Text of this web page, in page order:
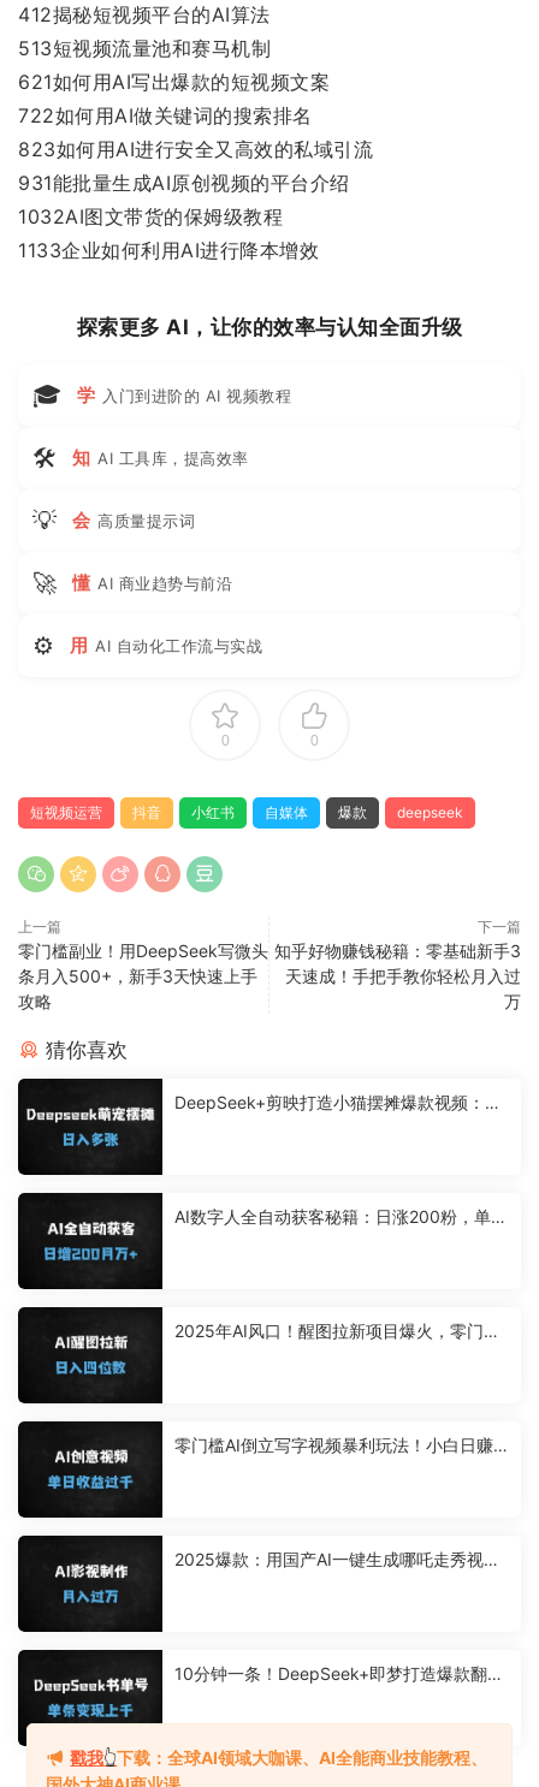
412揭秘短视频平台的AI算法
513短视频流量池和赛马机制
621如何用AI写出爆款的短视频文案
722如何用AI做关键词的搜索排名
823如何用AI进行安全又高效的私域引流
931能批量生成AI原创视频的平台介绍
1032AI图文带货的保姆级教程
1133企业如何利用AI进行降本增效
探索更多 AI，让你的效率与认知全面升级
🎓 学 入门到进阶的 AI 视频教程
🛠 知 AI 工具库，提高效率
💡 会 高质量提示词
🚀 懂 AI 商业趋势与前沿
⚙ 用 AI 自动化工作流与实战
0 0
短视频运营 抖音 小红书 自媒体 爆款 deepseek
上一篇
零门槛副业！用DeepSeek写微头
条月入500+，新手3天快速上手
攻略
下一篇
知乎好物赚钱秘籍：零基础新手3
天速成！手把手教你轻松月入过
万
猜你喜欢
DeepSeek+剪映打造小猫摆摊爆款视频：零
AI数字人全自动获客秘籍：日涨200粉，单笔
2025年AI风口！醒图拉新项目爆火，零门槛
零门槛AI倒立写字视频暴利玩法！小白日赚5
2025爆款：用国产AI一键生成哪吒走秀视
10分钟一条！DeepSeek+即梦打造爆款翻页
戳我👆下载：全球AI领域大咖课、AI全能商业技能教程、